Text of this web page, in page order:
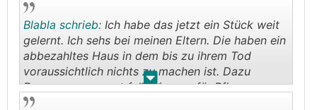
. .
Blabla schrieb: Ich habe das jetzt ein Stück weit
gelernt. Ich sehs bei meinen Eltern. Die haben ein
abbezahltes Haus in dem bis zu ihrem Tod
voraussichtlich nichts zu machen ist. Dazu
Reserve angespart falls sie was für Pflege
brauchen. Die können ihr Gehalt zu 100%